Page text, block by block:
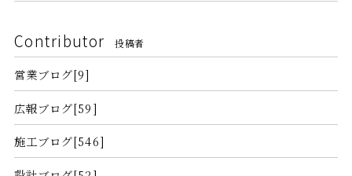
Contributor 投稿者
営業ブログ[9]
広報ブログ[59]
施工ブログ[546]